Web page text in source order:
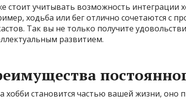
стоит учитывать возможность интеграции
ходьба или бег отлично сочетаются с
Так вы не только получите
развитием.
хобби становится частью вашей жизни, оно